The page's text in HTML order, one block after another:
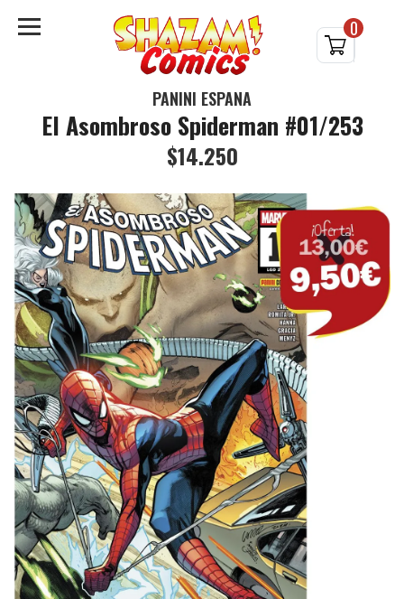
0
PANINI ESPAÑA
El Asombroso Spiderman #01/253
$14.250